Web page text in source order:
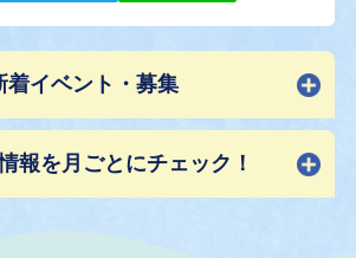
着イベント・募集
報を月ごとにチェック！